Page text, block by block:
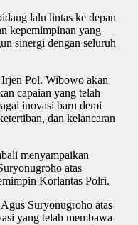
lalu lintas ke depan
kepemimpinan yang
sinergi dengan seluruh
Irjen Pol. Wibowo akan
capaian yang telah
inovasi baru demi
dan kelancaran
menyampaikan
atas
Korlantas Polri.
Suryonugroho atas
yang telah membawa